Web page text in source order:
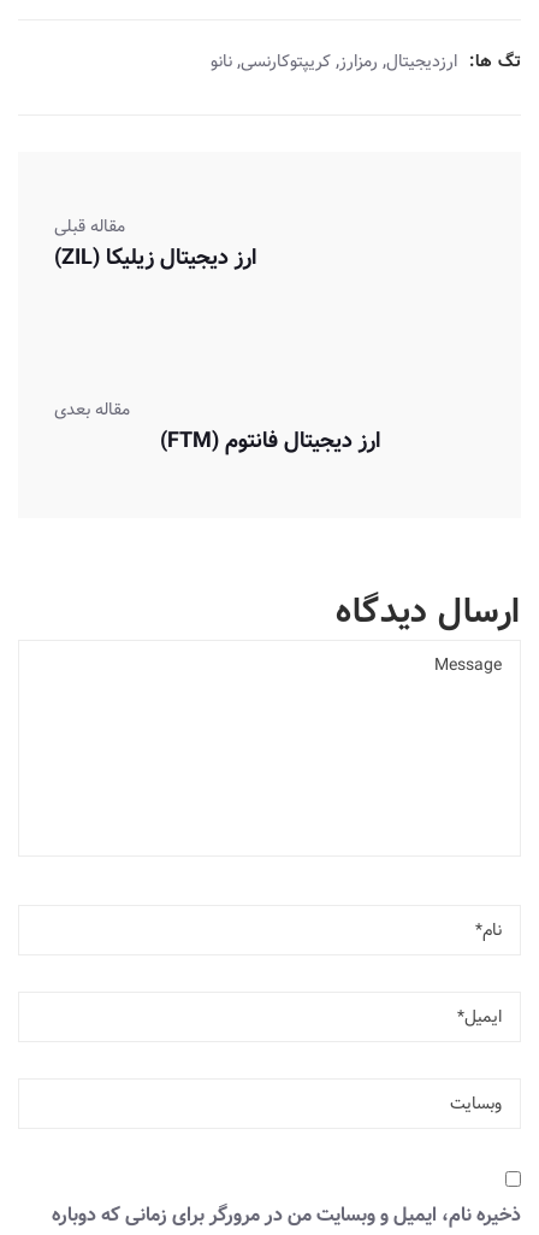
تگ ها: ارزدیجیتال, رمزارز,کریپتوکارنسی,نانو
مقاله قبلی
ارز دیجیتال زیلیکا (ZIL)
مقاله بعدی
ارز دیجیتال فانتوم (FTM)
ارسال دیدگاه
ذخیره نام، ایمیل و وبسایت من در مرورگر برای زمانی که دوباره